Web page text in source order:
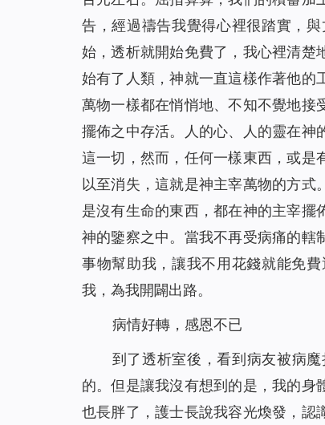
告，經過禱告我覺得心裡很踏實，
始，透析就開始免費了，我心裡清楚
始有了人類，神就一直這樣作著他的
萬物一樣都在悄悄地、不知不覺地接
擺佈之中存活。人的心、人的靈在神
這一切，然而，任何一樣東西，或是
以至消失，這就是神主宰萬物的方式。
是沒有生命的東西，都在神的主宰擺
神的鑒察之中。當我不再受病痛的轄
事物幫助我，讓我不用花錢就能免
我，為我開闢出路。
病情好轉，感恩不已
到了透析室後，看到病友被病
的。但是讓我沒有想到的是，我的身
也長胖了，護士長說我容光煥發，認